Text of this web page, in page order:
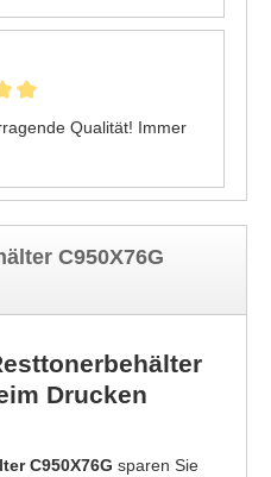
Qualität! Immer
C950X76G
Drucken
C950X76G sparen Sie